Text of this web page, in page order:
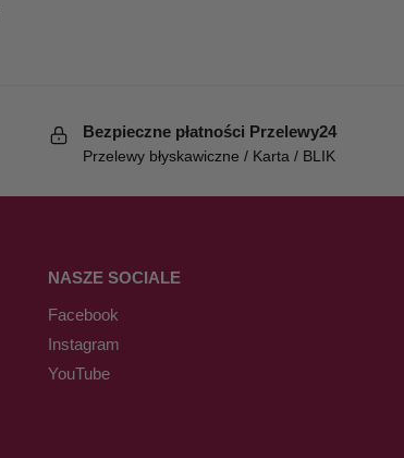
Bezpieczne płatności Przelewy24
Przelewy błyskawiczne / Karta / BLIK
NASZE SOCIALE
Facebook
Instagram
YouTube